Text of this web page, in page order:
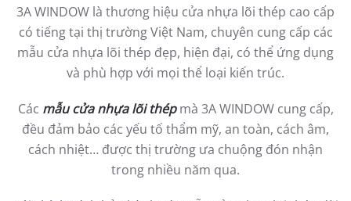
3A WINDOW là thương hiệu cửa nhựa lõi thép cao cấp
có tiếng tại thị trường Việt Nam, chuyên cung cấp các
mẫu cửa nhựa lõi thép đẹp, hiện đại, có thể ứng dụng
và phù hợp với mọi thể loại kiến trúc.
Các mẫu cửa nhựa lõi thépmà 3A WINDOW cung cấp,
đều đảm bảo các yếu tố thẩm mỹ, an toàn, cách âm,
cách nhiệt… được thị trường ưa chuộng đón nhận
trong nhiều năm qua.